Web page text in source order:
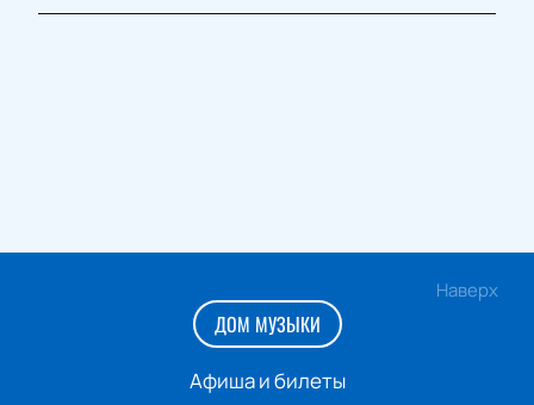
Наверх
ДОМ МУЗЫКИ
Афиша и билеты